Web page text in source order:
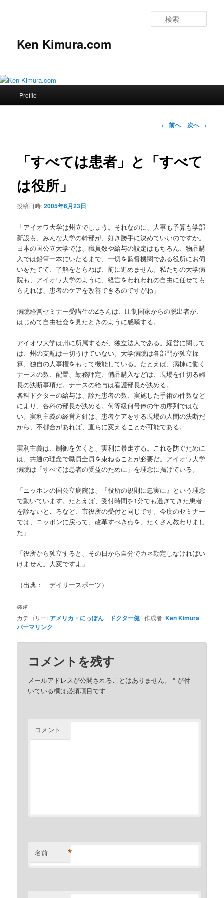
Ken Kimura.com
索
メ
コ
ン
テ
ン
ツ
へ
移
動
Profile
投
ビ
ゲ
← 前へ 次へ→
「すべては患者」と「すべて
は役所」
投稿日時:2005年6月23日
「アイオワ大学は州立でしょう。それなのに、人事も予算も学部
新設も、みんな大学の幹部が、好き勝手に決めていいのですか。
日本の国公立大学では、職員数や給与の設定はもちろん、物品購
入では鉛筆一本にいたるまで、一切を監督機関である役所にお伺
いをたてて、了解をとらねば、前に進めません。私たちの大学病
院も、アイオワ大学のように、経営をわれわれの自由に任せても
らえれば、患者のケアを改善できるのですがね」
病院経営セミナー受講生のZさんは、圧制国家からの脱出者が、
はじめて自由社会を見たときのように感嘆する。
アイオワ大学は州に所属するが、独立法人である。経営に関して
は、州の支配は一切うけていない。大学病院は各部門が独立採
算、独自の人事権をもって機能している。たとえば、病棟に働く
ナースの数、配置、勤務評定、備品購入などは、現場を仕切る婦
長の決断事項だ。ナースの給与は看護部長が決める。
各科ドクターの給与は、診た患者の数、実施した手術の件数など
により、各科の部長が決める。何等級何号俸の年功序列ではな
い。実利主義の経営方針は、患者ケアをする現場の人間の決断だ
から、不都合があれば、直ちに変えることが可能である。
実利主義は、制御を欠くと、実利に暴走する。これを防ぐために
は、共通の理念で職員全員を束ねることが必要だ。アイオワ大学
病院は「すべては患者の受益のために」を理念に掲げている。
「ニッポンの国公立病院は、『役所の規則に忠実に』という理念
で動いています。たとえば、受付時間を1分でも過ぎてきた患者
を診ないところなど、市役所の受付と同じです。今度のセミナー
では、ニッポンに戻って、改革すべき点を、たくさん教わりまし
た」
「役所から独立すると、その日から自分でカネ勘定しなければい
けません。大変ですよ」
（出典： デイリースポーツ）
関連
カテゴリー: アメリカ・にっぽん ドクター健 作成者:Ken Kimura
パーマリンク
コメントを残す
メールアドレスが公開されることはありません。 * が付
いている欄は必須項目です
コメント
名前 *